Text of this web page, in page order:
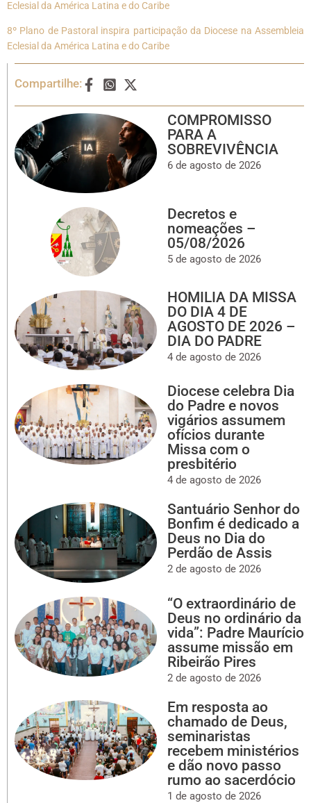
Eclesial da América Latina e do Caribe
8º Plano de Pastoral inspira participação da Diocese na Assembleia
Eclesial da América Latina e do Caribe
Compartilhe:
COMPROMISSO
PARA A
SOBREVIVÊNCIA
6 de agosto de 2026
Decretos e
nomeações –
05/08/2026
5 de agosto de 2026
HOMILIA DA MISSA
DO DIA 4 DE
AGOSTO DE 2026 –
DIA DO PADRE
4 de agosto de 2026
Diocese celebra Dia
do Padre e novos
vigários assumem
ofícios durante
Missa com o
presbitério
4 de agosto de 2026
Santuário Senhor do
Bonfim é dedicado a
Deus no Dia do
Perdão de Assis
2 de agosto de 2026
“O extraordinário de
Deus no ordinário da
vida”: Padre Maurício
assume missão em
Ribeirão Pires
2 de agosto de 2026
Em resposta ao
chamado de Deus,
seminaristas
recebem ministérios
e dão novo passo
rumo ao sacerdócio
1 de agosto de 2026